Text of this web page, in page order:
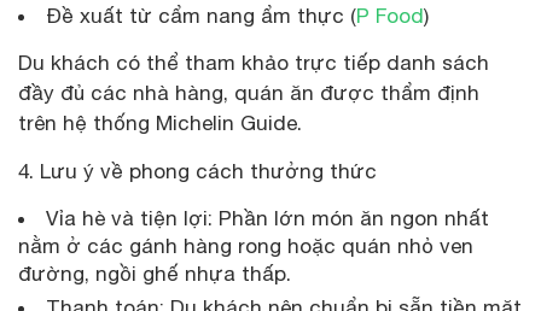
Đề xuất từ cẩm nang ẩm thực (P Food)
Du khách có thể tham khảo trực tiếp danh sách
đầy đủ các nhà hàng, quán ăn được thẩm định
trên hệ thống Michelin Guide.
4. Lưu ý về phong cách thưởng thức
Vỉa hè và tiện lợi: Phần lớn món ăn ngon nhất
nằm ở các gánh hàng rong hoặc quán nhỏ ven
đường, ngồi ghế nhựa thấp.